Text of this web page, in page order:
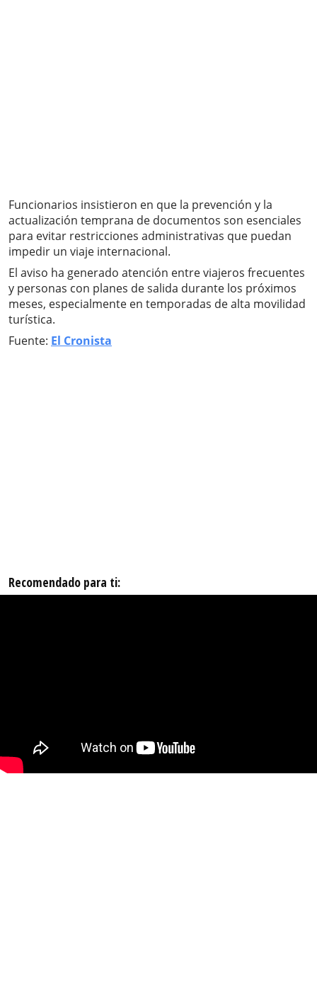
Funcionarios insistieron en que la prevención y la
actualización temprana de documentos son esenciales
para evitar restricciones administrativas que puedan
impedir un viaje internacional.
El aviso ha generado atención entre viajeros frecuentes
y personas con planes de salida durante los próximos
meses, especialmente en temporadas de alta movilidad
turística.
Fuente: El Cronista
Recomendado para ti: